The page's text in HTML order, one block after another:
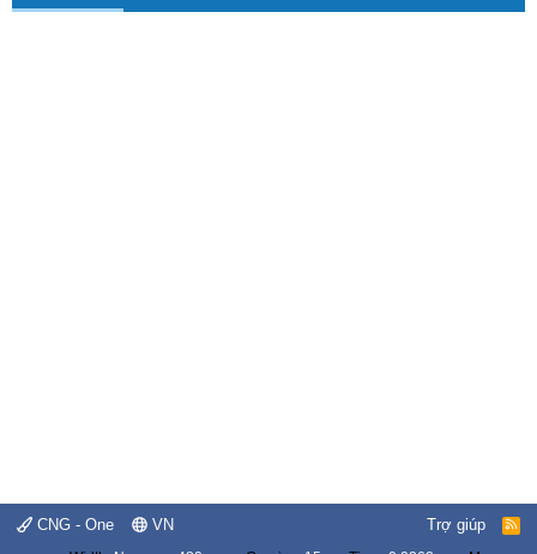
CNG - One VN Trợ giúp
R